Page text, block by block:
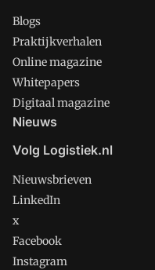
Blogs
Praktijkverhalen
Online magazine
Whitepapers
Digitaal magazine
Nieuws
Volg Logistiek.nl
Nieuwsbrieven
LinkedIn
x
Facebook
Instagram